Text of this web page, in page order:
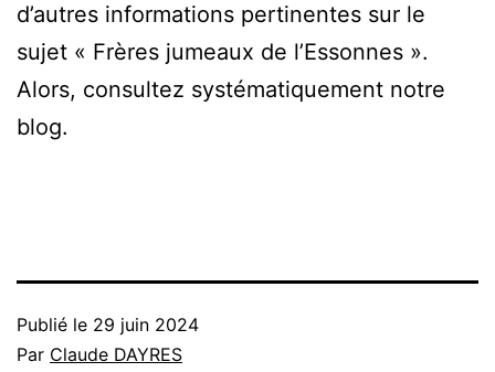
d’autres informations pertinentes sur le
sujet « Frères jumeaux de l’Essonnes ».
Alors, consultez systématiquement notre
blog.
Publié le 29 juin 2024
Par Claude DAYRES